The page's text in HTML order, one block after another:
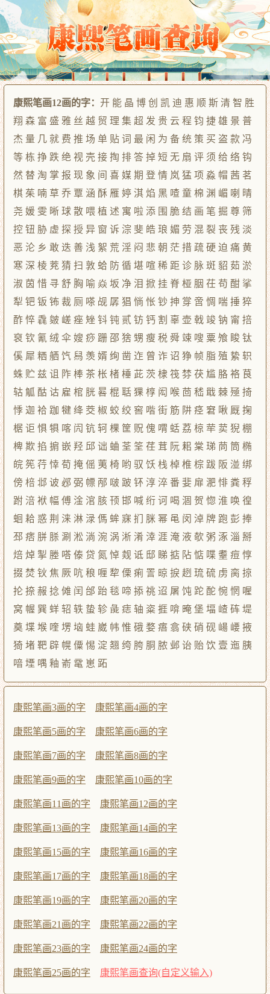
康熙笔画12画的字： 开 能 晶 博 创 凯 迪 惠 顺 斯 清 智 胜
翔 森 富 盛 雅 丝 越 贸 理 集 超 发 贵 云 程 钧 捷 雄 景 普
杰 量 几 就 费 推 场 单 贴 词 最 闲 为 备 统 策 买 盗 款 冯
等 栋 挣 跌 绝 视 壳 接 掏 排 答 掉 短 无 扇 评 须 给 络 钩
然 替 淘 掌 报 现 象 间 喜 媒 期 登 情 岚 猛 项 淼 帽 茜 茗
棋 茱 喃 草 乔 覃 涵 酥 雁 婷 淇 焰 黑 喳 童 棉 渊 嵋 喇 晴
尧 媛 雯 晰 球 散 喂 植 述 寓 啦 添 围 脆 结 画 笔 掘 尊 筛
控 钮 胁 虚 探 授 异 窗 诉 淙 斐 皓 琅 媚 劳 混 裂 丧 残 淡
恶 沦 乡 敢 迭 善 浅 絮 荒 淫 闷 悲 朝 茫 措 疏 硬 迫 痛 黄
寒 深 棱 茺 猜 扫 敦 蛤 防 循 堪 喧 稀 距 诊 脉 斑 貂 茹 淤
淑 茵 惜 寻 舒 胸 喻 焱 坂 净 泪 掀 挂 脊 桠 胭 茌 苟 酣 挲
犁 钯 钣 钸 裁 厕 嗏 觇 孱 猖 惝 怅 钞 抻 牚 啻 惆 喘 捶 猝
酢 悴 毳 皴 嵯 痤 矬 钭 钝 贰 钫 钙 割 辜 壶 戟 竣 钠 甯 掊
裒 钦 氰 绒 伞 嫂 痧 跚 邵 猞 甥 瘦 税 舜 竦 嗖 粟 飧 睃 钛
傒 犀 粞 舾 饩 舄 羡 婿 绚 凿 迮 曾 诈 诏 狰 帧 脂 殖 絷 轵
蛛 贮 兹 诅 阼 棒 茶 枨 楮 棰 茈 茨 棣 筏 棼 茯 尴 胳 袼 茛
轱 觚 酤 诂 雇 棺 胱 晷 棍 聒 猓 椁 闳 喉 茴 嵇 戢 棘 殛 掎
悸 迦 袷 跏 犍 绛 茭 椒 蛟 绞 窖 喈 街 筋 阱 痉 窘 啾 厩 掬
椐 讵 惧 犋 喀 闶 钪 轲 棵 筐 贶 傀 喟 蛞 荔 椋 荦 荬 猊 棚
椑 欺 掐 掮 嵌 羟 邱 诎 蛐 荃 筌 荏 茸 阮 耜 棠 珶 茼 筒 椭
皖 筅 荇 悻 荀 掩 傜 荑 椅 哟 驭 饫 栈 棹 椎 棕 跋 阪 湴 绑
傍 棓 邶 诐 邲 弼 幖 邴 啵 跛 钚 淳 淬 番 婓 扉 淝 悱 粪 稃
跗 涪 袱 幅 傅 淦 涫 胲 顸 邯 喊 绗 诃 喝 涸 贺 惚 淮 唤 徨
蛔 耠 惑 荆 涞 淋 渌 傌 蛑 寐 扪 脒 幂 黾 闵 淖 牌 跑 彭 捧
邳 痞 胼 脎 涮 淞 淌 涴 涡 淅 淆 涬 涯 淹 液 欹 粥 涿 淄 掰
焙 焯 掣 塍 嗒 傣 贷 氮 悼 觌 诋 邸 睇 掂 阽 惦 喋 耋 痘 惇
掇 焚 钬 焦 厥 吭 稂 喱 犂 傈 痢 詈 晾 捩 趔 琉 硫 虏 脔 掠
抡 捺 赧 捻 傩 闰 邰 跆 毯 啼 掭 祧 迢 屠 饨 跎 酡 惋 惘 喔
窝 幄 巽 蛘 轺 轶 蛰 轸 彘 痣 轴 粢 捱 啽 晻 堡 堛 嵖 砗 堤
奠 堞 堠 喹 塄 垴 蛙 崴 帏 惟 硪 婺 痦 翕 硖 硝 砚 崵 崾 掖
猗 堵 靶 辟 幌 僳 惕 淀 翘 绔 胯 胴 脓 邺 诒 贻 饮 壹 迤 胰
喑 堙 喁 釉 嵛 鼋 崽 跖
康熙笔画3画的字 康熙笔画4画的字
康熙笔画5画的字 康熙笔画6画的字
康熙笔画7画的字 康熙笔画8画的字
康熙笔画9画的字 康熙笔画10画的字
康熙笔画11画的字 康熙笔画12画的字
康熙笔画13画的字 康熙笔画14画的字
康熙笔画15画的字 康熙笔画16画的字
康熙笔画17画的字 康熙笔画18画的字
康熙笔画19画的字 康熙笔画20画的字
康熙笔画21画的字 康熙笔画22画的字
康熙笔画23画的字 康熙笔画24画的字
康熙笔画25画的字 康熙笔画查询(自定义输入)